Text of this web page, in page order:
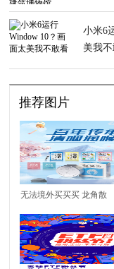
小米6
美我
推荐图片
无法境外买买买 龙角散
等日本爆品成网购宠儿